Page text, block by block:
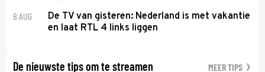
8 AUG
De TV van gisteren: Nederland is met vakantie
en laat RTL 4 links liggen
De nieuwste tips om te streamen MEER TIPS